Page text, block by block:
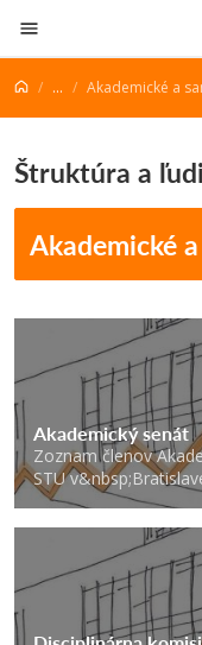
Prejsť na obsah
... Akademické a
Štruktúra a
Akademické
Akademický senát
Zoznam členov
STU